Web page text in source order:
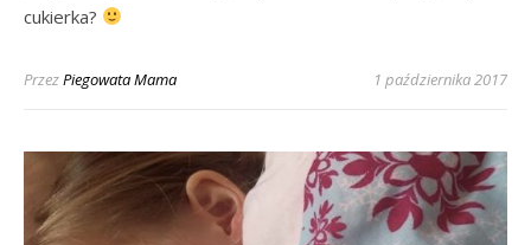
cukierka?
PrzezPiegowata Mama 1 października 2017